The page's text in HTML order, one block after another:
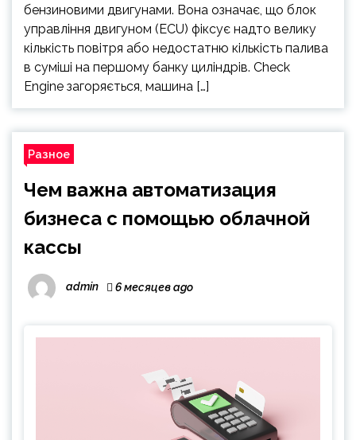
бензиновими двигунами. Вона означає, що блок
управління двигуном (ECU) фіксує надто велику
кількість повітря або недостатню кількість палива
в суміші на першому банку циліндрів. Check
Engine загоряється, машина […]
Разное
Чем важна автоматизация
бизнеса с помощью облачной
кассы
admin 6 месяцев ago